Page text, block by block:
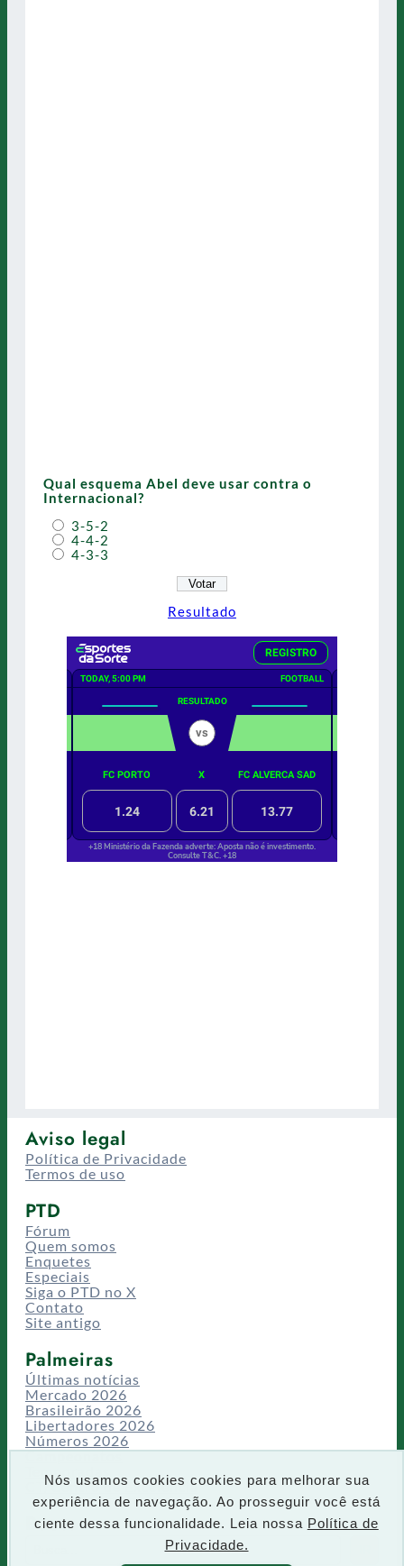
Nós usamos cookies cookies para melhorar sua
experiência de navegação. Ao prosseguir você está
ciente dessa funcionalidade. Leia nossa Política de
Privacidade.
Qual esquema Abel deve usar contra o
Internacional?
3-5-2
4-4-2
4-3-3
Resultado
Aviso legal
Política de Privacidade
Termos de uso
PTD
Fórum
Quem somos
Enquetes
Especiais
Siga o PTD no X
Contato
Site antigo
Palmeiras
Últimas notícias
Mercado 2026
Brasileirão 2026
Libertadores 2026
Números 2026
Campeonatos
Temporadas
CT/Centro de Excelência
Busca
P
e